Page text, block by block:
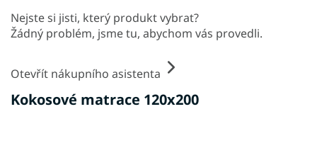
Kokosové matrace 120x200
Nejste si jisti, který produkt vybrat?
Žádný problém, jsme tu, abychom vás provedli.
Otevřít nákupního asistenta